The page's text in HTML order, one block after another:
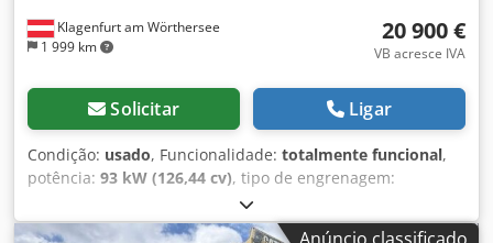
Klagenfurt am Wörthersee
1 999 km
20 900 €
VB acresce IVA
Solicitar Ligar
Condição: usado, Funcionalidade: totalmente funcional,
potência: 93 kW (126,44 cv), tipo de engrenagem:
, tipo de combustível:
12 600 kg, peso operacional:12 600 kg, configuração de